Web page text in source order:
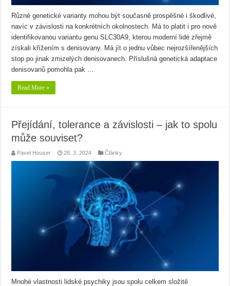
Různé genetické varianty mohou být současně prospěšné i škodlivé,
navíc v závislosti na konkrétních okolnostech. Má to platit i pro nově
identifikovanou variantu genu SLC30A9, kterou moderní lidé zřejmě
získali křížením s denisovany. Má jít o jednu vůbec nejrozšířenějších
stop po jinak zmizelých denisovanech. Příslušná genetická adaptace
denisovanů pomohla pak …
Read More »
Přejídání, tolerance a závislosti – jak to spolu
může souviset?
Pavel Houser 28. 3. 2024 Články
Mnohé vlastnosti lidské psychiky jsou spolu celkem složitě